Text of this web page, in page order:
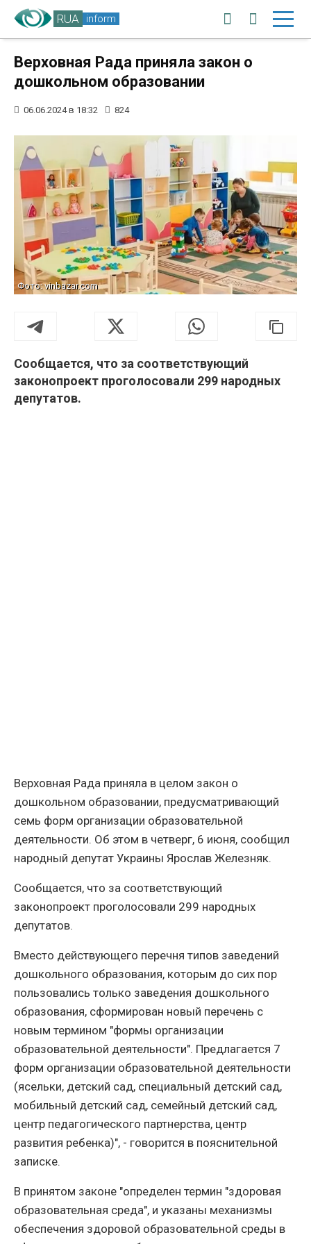
RUA inform
Верховная Рада приняла закон о
дошкольном образовании
06.06.2024 в 18:32 824
Фото: vinbazar.com
Сообщается, что за соответствующий
законопроект проголосовали 299 народных
депутатов.
Верховная Рада приняла в целом закон о
дошкольном образовании, предусматривающий
семь форм организации образовательной
деятельности. Об этом в четверг, 6 июня, сообщил
народный депутат Украины Ярослав Железняк.
Сообщается, что за соответствующий
законопроект проголосовали 299 народных
депутатов.
Вместо действующего перечня типов заведений
дошкольного образования, которым до сих пор
пользовались только заведения дошкольного
образования, сформирован новый перечень с
новым термином "формы организации
образовательной деятельности". Предлагается 7
форм организации образовательной деятельности
(ясельки, детский сад, специальный детский сад,
мобильный детский сад, семейный детский сад,
центр педагогического партнерства, центр
развития ребенка)", - говорится в пояснительной
записке.
В принятом законе "определен термин "здоровая
образовательная среда", и указаны механизмы
обеспечения здоровой образовательной среды в